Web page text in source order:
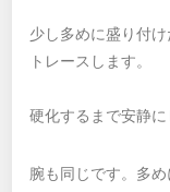
少し多めに盛り付
トレースします。
硬化するまで安静に
腕も同じです。多